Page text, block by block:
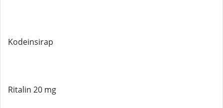
Kodeinsirap
Ritalin 20 mg